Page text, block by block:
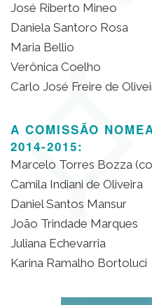
José Riberto Mineo
Daniela Santoro Rosa
Maria Bellio
Verônica Coelho
Carlo José Freire de
A COMISSÃO
2014-2015:
Marcelo Torres Bozza
Camila Indiani de Oliveira
Daniel Santos Mansur
João Trindade Marques
Juliana Echevarria
Karina Ramalho Bortoluci